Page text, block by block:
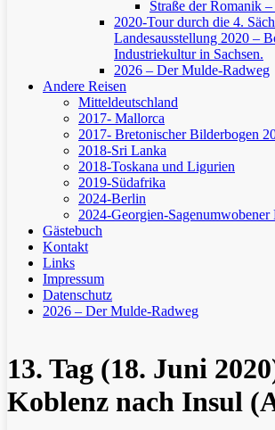
Straße der Romanik
2020-Tour durch die 4.
Landesausstellung 2020 –
Industriekultur in Sachsen.
2026 – Der Mulde-Radweg
Andere Reisen
Mitteldeutschland
2017- Mallorca
2017- Bretonischer Bilderbogen
2018-Sri Lanka
2018-Toskana und Ligurien
2019-Südafrika
2024-Berlin
2024-Georgien-Sagenumwobener
Gästebuch
Kontakt
Links
Impressum
Datenschutz
2026 – Der Mulde-Radweg
13. Tag (18. Juni
Koblenz nach Insul